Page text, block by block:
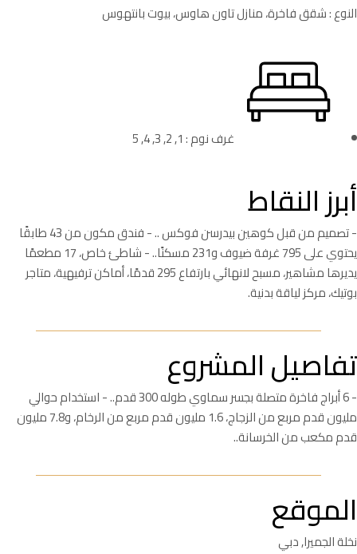
النوع : شقق فاخرة، منازل تاون هاوس، بيوت بانتهوس
غرف نوم : 1, 2, 3, 4, 5
أبرز النقاط
- تصميم من قبل كوهين بيدرسن فوكس .. - فندق مكون من 43 طابقًا
يحتوي على 795 غرفة ضيوف و231 مسكنًا.. - شاطئ خاص، 17 مطعمًا
يديرها مشاهير، مسبح لانهائي بارتفاع 295 قدمًا، أماكن ترفيهية، متاجر
بوتيك، مركز لياقة بدنية.
تفاصيل المشروع
- 6 أبراج فاخرة متصلة بجسر سماوي طوله 300 قدم.. - استخدام حوالي
مليون قدم مربع من الزجاج، 1.6 مليون قدم مربع من الرخام، و7.8 مليون
قدم مكعب من الخرسانة..
الموقع
نخلة الجميرا, دبي